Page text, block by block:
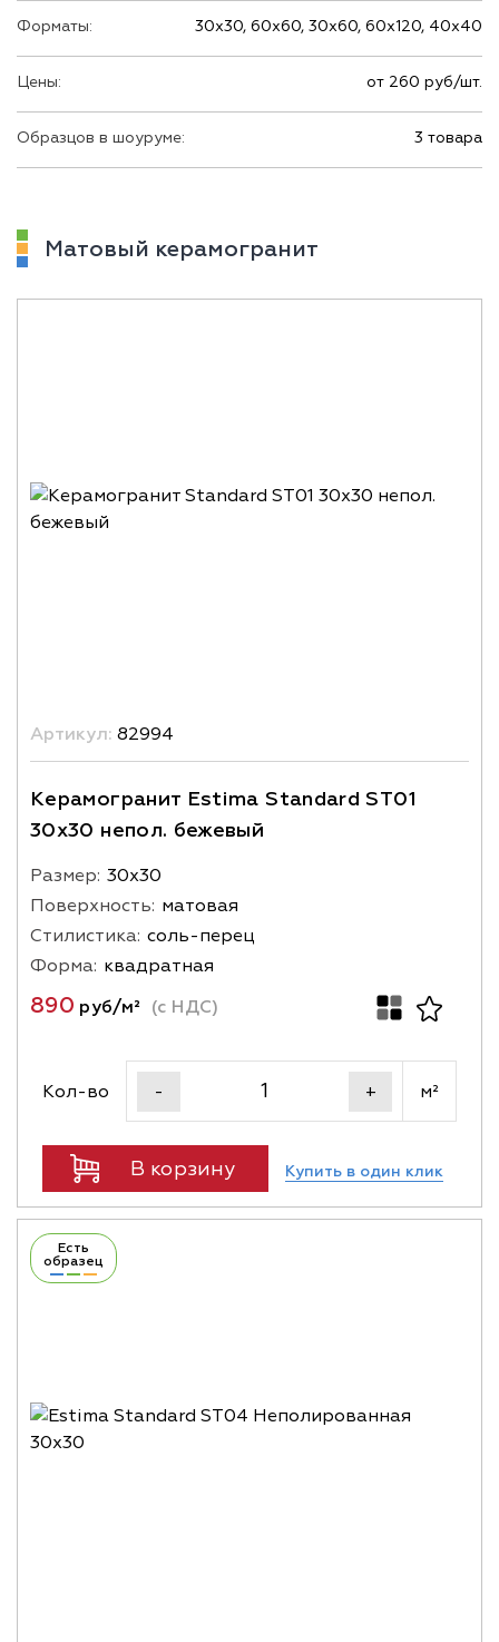
Форматы: 30х30, 60х60, 30х60, 60х120, 40х40
Цены: от 260 руб/шт.
Образцов в шоуруме: 3 товара
Матовый керамогранит
Артикул: 82994
Керамогранит Estima Standard ST01
30x30 непол. бежевый
Размер: 30х30
Поверхность: матовая
Стилистика: соль-перец
Форма: квадратная
890 руб/м² (с НДС)
Кол-во - + м²
В корзину Купить в один клик
Есть
образец